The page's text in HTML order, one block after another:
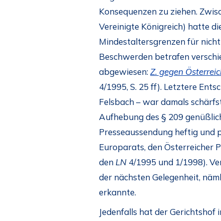
Konsequenzen zu ziehen.
Vereinigte Königreich) hatte
Mindestaltersgrenzen für
Beschwerden betrafen
abgewiesen:Z. gegen
4/1995, S. 25 ff). Letztere
Felsbach – war damals
Aufhebung des § 209
Presseaussendung heftig
Europarats, den Österreicher
denLN 4/1995 und 1/1998).
der nächsten Gelegenheit,
erkannte.
Jedenfalls hat der Gerichtshof